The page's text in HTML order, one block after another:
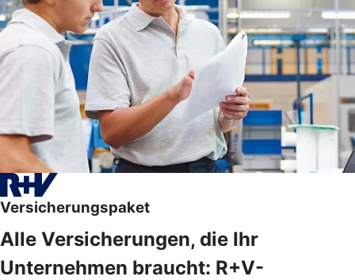
Versicherungspaket
Alle Versicherungen, die Ihr
Unternehmen braucht: R+V-